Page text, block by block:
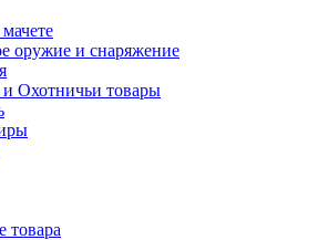
оружие и снаряжение
и Охотничьи товары
товара